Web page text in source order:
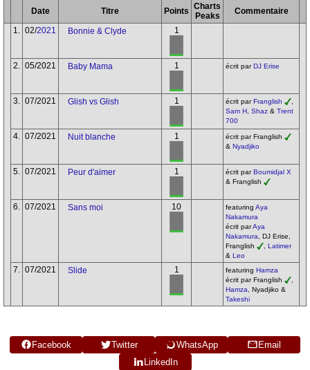
Date Titre Points Charts
Peaks
Commentaire
1.
02/2021 Bonnie & Clyde 1
2. 05/2021 Baby Mama 1 écrit parDJ Erise
3. 07/2021 Glish vs Glish 1 écrit parFranglish
Sam H Shaz & Trent
700
4. 07/2021 Nuit blanche 1
écrit par Franglish
& Nyadjiko
5. 07/2021 Peur d'aimer 1 écrit parBoumidjal X
& Franglish
6. 07/2021 Sans moi 10 featuring Aya
Nakamura
écrit parAya
Nakamura , DJ Erise,
Franglish
Latimer
& Leo
7. 07/2021 Slide 1 featuring Hamza
écrit par Franglish
Hamza , Nyadjiko &
Takeshi
Facebook Twitter WhatsApp
Email
LinkedIn